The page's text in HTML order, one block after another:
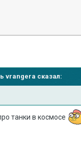
vrangera сказал:
танки в космосе